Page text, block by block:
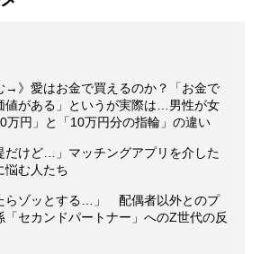
→》愛はお金で買えるのか？「お金で
値がある」というが実際は…男性が女
万円」と「10万円分の指輪」の違い
だけど…」マッチングアプリを介した
悩む人たち
らゾッとする…」 配偶者以外とのプ
「セカンドパートナー」へのZ世代の反